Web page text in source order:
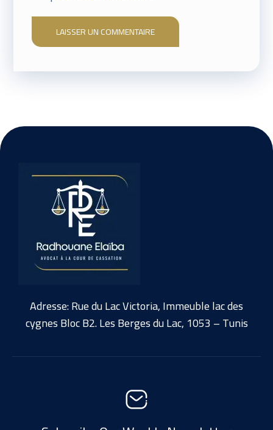
Adresse: Rue du Lac Victoria, Immeuble lac des
cygnes Bloc B2. Les Berges du Lac, 1053 – Tunis